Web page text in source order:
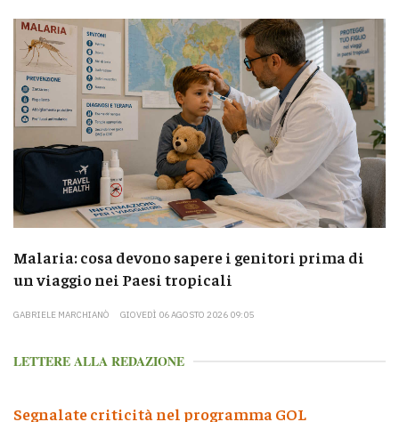
Malaria: cosa devono sapere i genitori prima di
un viaggio nei Paesi tropicali
GABRIELE MARCHIANÒ GIOVEDÌ 06 AGOSTO 2026 09:05
LETTERE ALLA REDAZIONE
Segnalate criticità nel programma GOL